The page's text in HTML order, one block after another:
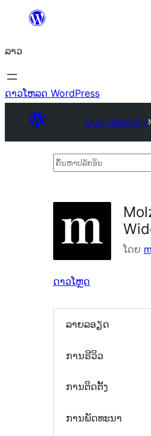
ທີ່
ເນື້ອຫາ
ລາວ
ດາວໂຫລດ WordPress
Plugin Directory
ຄົ້ນ
ລັກ
ໂດຍ
ດາວໂຫຼດ
ລາຍລອຽດ
ການຣີວິວ
ການຕິດຕັ້ງ
ການພັດທະນາ